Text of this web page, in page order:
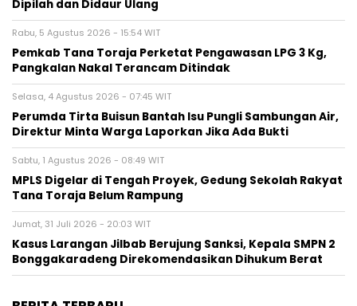
Dipilah dan Didaur Ulang
Rabu, 5 Agustus 2026 - 15:54 WIT
Pemkab Tana Toraja Perketat Pengawasan LPG 3 Kg,
Pangkalan Nakal Terancam Ditindak
Selasa, 4 Agustus 2026 - 07:45 WIT
Perumda Tirta Buisun Bantah Isu Pungli Sambungan Air,
Direktur Minta Warga Laporkan Jika Ada Bukti
Sabtu, 1 Agustus 2026 - 08:49 WIT
MPLS Digelar di Tengah Proyek, Gedung Sekolah Rakyat
Tana Toraja Belum Rampung
Jumat, 31 Juli 2026 - 20:03 WIT
Kasus Larangan Jilbab Berujung Sanksi, Kepala SMPN 2
Bonggakaradeng Direkomendasikan Dihukum Berat